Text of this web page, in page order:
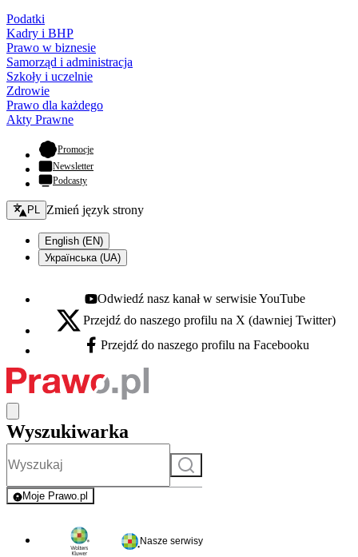
Podatki
Kadry i BHP
Prawo w biznesie
Samorząd i administracja
Szkoły i uczelnie
Zdrowie
Prawo dla każdego
Akty Prawne
Promocje- otwiera się w nowej karcie
Newsletter
Podcasty
Zmień język - bieżący:
PL Zmień język strony
English (EN)
Українська (UA)
Youtube - otwiera się w nowej karcie
Odwiedź nasz kanał w serwisie YouTube
X - otwiera się w nowej karcie
Przejdź do naszego profilu na X (dawniej Twitter)
Facebook - otwiera się w nowej karcie
Przejdź do naszego profilu na Facebooku
Wyszukiwarka
Szukaj
Moje Prawo.pl
- rejestracja i logowanie do serwisu
Nasze serwisy